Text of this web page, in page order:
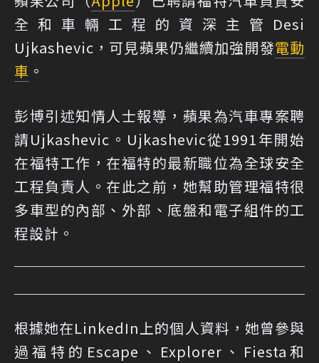
全和車輛工程的資深主管Desi
Ujkashevic，可見蘋果仍繼續加強開發電動
車 。
彭博引述知情人士報導，蘋果為汽車專案聘
請Ujkashevic。Ujkashevic從1991年開始
在福特工作，在福特的最新職位為全球安全
工程負責人。在此之前，她幫助管理福特很
多車型的內部、外部、底盤和電子組件的工
程設計。
根據她在LinkedIn上的個人資料，她曾參與
過福特的Escape、Explorer、Fiesta和